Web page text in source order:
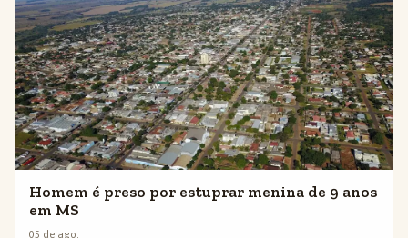
Homem é preso por estuprar menina de 9 anos
em MS
05 de ago.